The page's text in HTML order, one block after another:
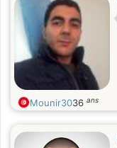
Mounir3036 ans